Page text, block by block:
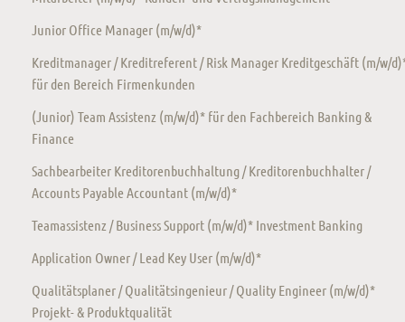
Junior Office Manager (m/w/d)*
Kreditmanager / Kreditreferent / Risk Manager Kreditgeschäft (m/w/
für den Bereich Firmenkunden
(Junior) Team Assistenz (m/w/d)* für den Fachbereich Banking &
Finance
Sachbearbeiter Kreditorenbuchhaltung / Kreditorenbuchhalter /
Accounts Payable Accountant (m/w/d)*
Teamassistenz / Business Support (m/w/d)* Investment Banking
Application Owner / Lead Key User (m/w/d)*
Qualitätsplaner / Qualitätsingenieur / Quality Engineer (m/w/d)*
Projekt- & Produktqualität